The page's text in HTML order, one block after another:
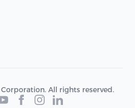
All rights reserved.